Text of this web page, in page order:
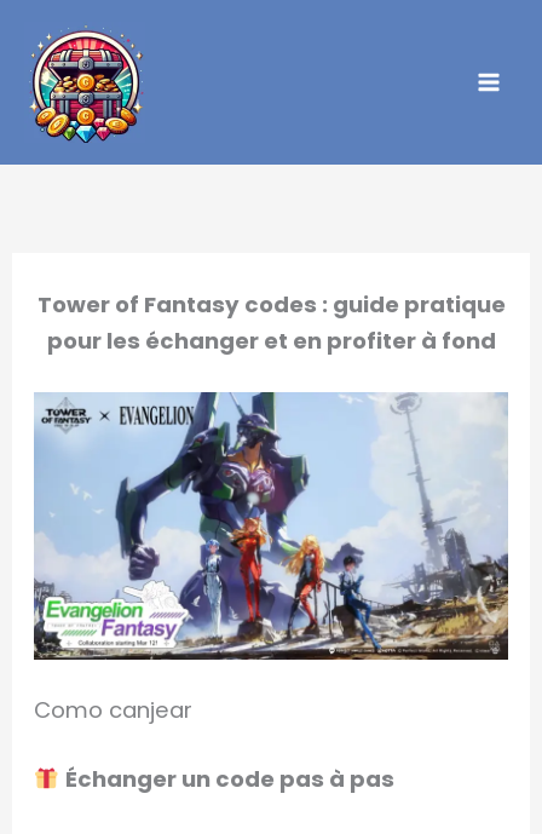
contenu
Tower of Fantasy codes : guide pratique
pour les échanger et en profiter à fond
Como canjear
Échanger un code pas à pas